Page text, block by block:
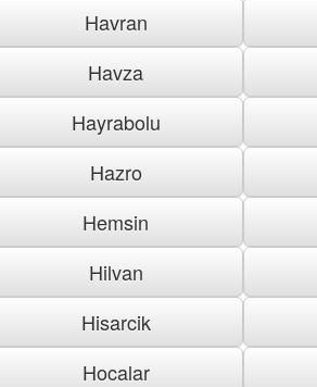
Havran
Havza
Hayrabolu
Hazro
Hemsin
Hilvan
Hisarcik
Hocalar